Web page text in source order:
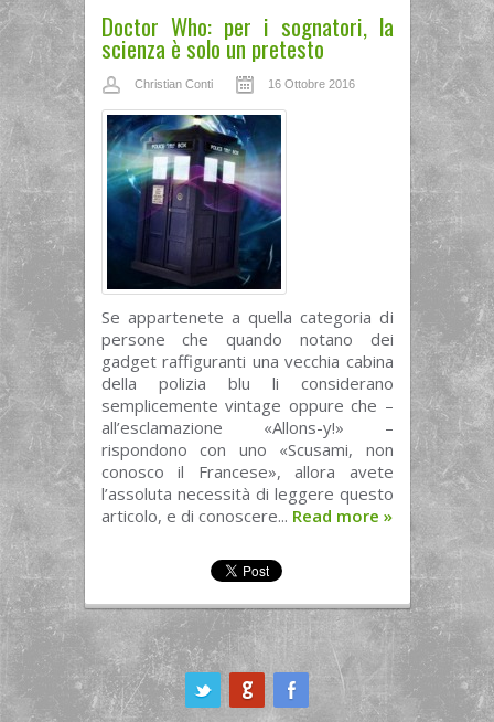
Doctor Who: per i sognatori, la
scienza è solo un pretesto
Christian Conti 16 Ottobre 2016
Se appartenete a quella categoria di
persone che quando notano dei
gadget raffiguranti una vecchia cabina
della polizia blu li considerano
semplicemente vintage oppure che –
all’esclamazione «Allons-y!» –
rispondono con uno «Scusami, non
conosco il Francese», allora avete
l’assoluta necessità di leggere questo
articolo, e di conoscere... Read more »